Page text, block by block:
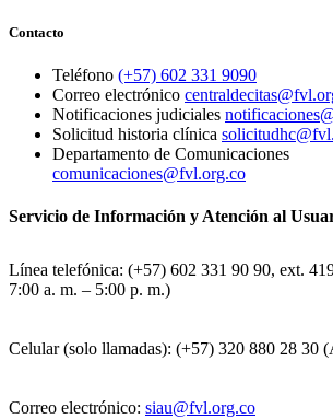
Contacto
Teléfono (+57) 602 331 9090
Correo electrónico
Notificaciones judiciales
Solicitud historia clínica
Departamento de Comunicaciones
comunicaciones@fvl.org.co
Servicio de Información y Atención al
Línea telefónica: (+57) 602 331 90 90, ext.
7:00 a. m. – 5:00 p. m.)
Celular (solo llamadas): (+57) 320 880 28 30
Correo electrónico: siau@fvl.org.co